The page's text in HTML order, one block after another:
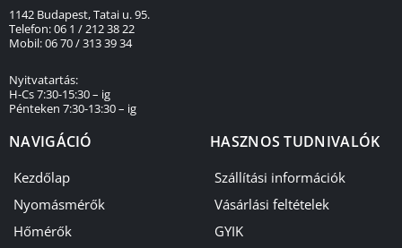
1142 Budapest, Tatai u. 95.
Telefon: 06 1 / 212 38 22
Mobil: 06 70 / 313 39 34
Nyitvatartás:
H-Cs 7:30-15:30 – ig
Pénteken 7:30-13:30 – ig
NAVIGÁCIÓ
Kezdőlap
Nyomásmérők
Hőmérők
HASZNOS TUDNIVALÓK
Szállítási információk
Vásárlási feltételek
GYIK